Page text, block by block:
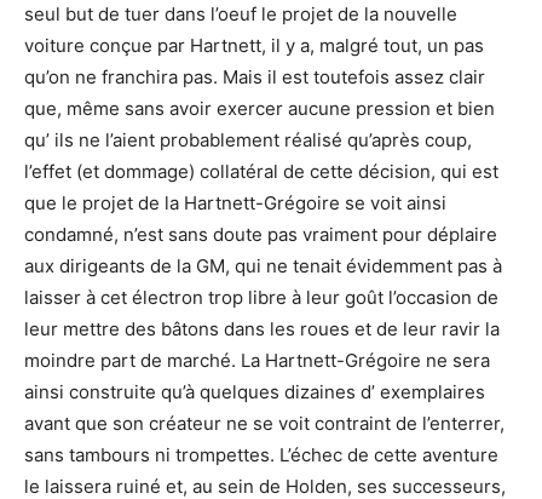
seul but de tuer dans l’oeuf le projet de la nouvelle
voiture conçue par Hartnett, il y a, malgré tout, un pas
qu’on ne franchira pas. Mais il est toutefois assez clair
que, même sans avoir exercer aucune pression et bien
qu’ ils ne l’aient probablement réalisé qu’après coup,
l’effet (et dommage) collatéral de cette décision, qui est
que le projet de la Hartnett-Grégoire se voit ainsi
condamné, n’est sans doute pas vraiment pour déplaire
aux dirigeants de la GM, qui ne tenait évidemment pas à
laisser à cet électron trop libre à leur goût l’occasion de
leur mettre des bâtons dans les roues et de leur ravir la
moindre part de marché. La Hartnett-Grégoire ne sera
ainsi construite qu’à quelques dizaines d’ exemplaires
avant que son créateur ne se voit contraint de l’enterrer,
sans tambours ni trompettes. L’échec de cette aventure
le laissera ruiné et, au sein de Holden, ses successeurs,